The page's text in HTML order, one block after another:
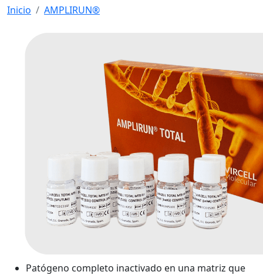
Inicio AMPLIRUN®
Patógeno completo inactivado en una matriz que